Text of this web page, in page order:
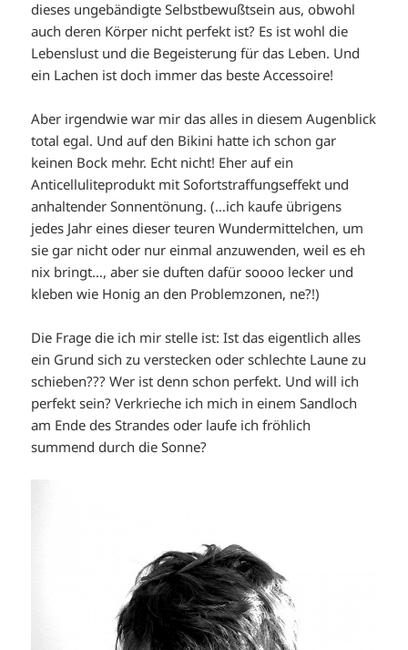
dieses ungebändigte Selbstbewußtsein aus, obwohl
auch deren Körper nicht perfekt ist? Es ist wohl die
Lebenslust und die Begeisterung für das Leben. Und
ein Lachen ist doch immer das beste Accessoire!
Aber irgendwie war mir das alles in diesem Augenblick
total egal. Und auf den Bikini hatte ich schon gar
keinen Bock mehr. Echt nicht! Eher auf ein
Anticelluliteprodukt mit Sofortstraffungseffekt und
anhaltender Sonnentönung. (…ich kaufe übrigens
jedes Jahr eines dieser teuren Wundermittelchen, um
sie gar nicht oder nur einmal anzuwenden, weil es eh
nix bringt…, aber sie duften dafür soooo lecker und
kleben wie Honig an den Problemzonen, ne?!)
Die Frage die ich mir stelle ist: Ist das eigentlich alles
ein Grund sich zu verstecken oder schlechte Laune zu
schieben??? Wer ist denn schon perfekt. Und will ich
perfekt sein? Verkrieche ich mich in einem Sandloch
am Ende des Strandes oder laufe ich fröhlich
summend durch die Sonne?